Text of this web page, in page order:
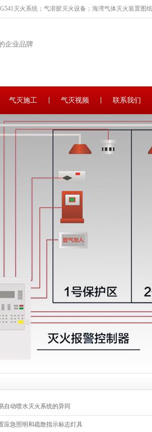
灭火系统；气溶胶灭火设备；海湾气体灭火装置图
企业品牌
气灭施工 气灭视频 联系我们
自动喷水灭火系统的异同
应急照明和疏散指示标志灯具